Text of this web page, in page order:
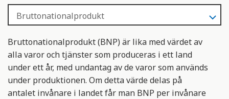
Bruttonationalprodukt (BNP) är lika med värdet av
alla varor och tjänster som produceras i ett land
under ett år, med undantag av de varor som används
under produktionen. Om detta värde delas på
antalet invånare i landet får man BNP per invånare